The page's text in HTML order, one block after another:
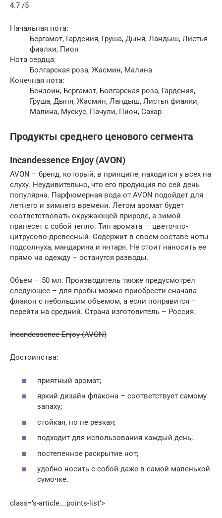
4.7 /5
Начальная нота:
Бергамот, Гардения, Груша, Дыня, Ландыш, Листья
фиалки, Пион
Нота сердца:
Болгарская роза, Жасмин, Малина
Конечная нота:
Бензоин, Бергамот, Болгарская роза, Гардения,
Груша, Дыня, Жасмин, Ландыш, Листья фиалки,
Малина, Мускус, Пачули, Пион, Сахар
Продукты среднего ценового сегмента
Incandessence Enjoy (AVON)
AVON – бренд, который, в принципе, находится у всех на
слуху. Неудивительно, что его продукция по сей день
популярна. Парфюмерная вода от AVON подойдет для
летнего и зимнего времени. Летом аромат будет
соответствовать окружающей природе, а зимой
принесет с собой тепло. Тип аромата — цветочно-
цитрусово-древесный. Содержит в своем составе ноты
подсолнуха, мандарина и янтаря. Не стоит наносить ее
прямо на одежду – останутся разводы.
Объем – 50 мл. Производитель также предусмотрел
следующее – для пробы можно приобрести сначала
флакон с небольшим объемом, а если понравится –
перейти на средний. Страна изготовитель – Россия.
Incandessence Enjoy (AVON)
Достоинства:
приятный аромат;
яркий дизайн флакона – соответствует самому
запаху;
стойкая, но не резкая;
подходит для использования каждый день;
постепенное раскрытие нот;
удобно носить с собой даже в самой маленькой
сумочке.
class=’s-article__points-list’>